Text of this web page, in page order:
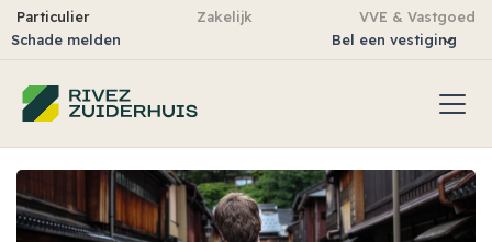
Particulier Zakelijk
VVE & Vastgoed
Schade melden
Bel een vestiging